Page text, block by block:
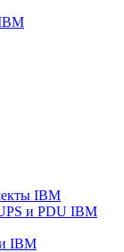
IBM
и PDU IBM
IBM